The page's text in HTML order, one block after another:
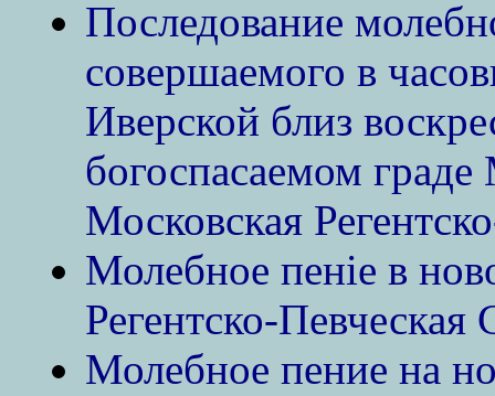
Последование
совершаемого в
Иверской близ
богоспасаемом
Московская
Молебное пенiе в
Регентско-Певческая
Молебное пение на